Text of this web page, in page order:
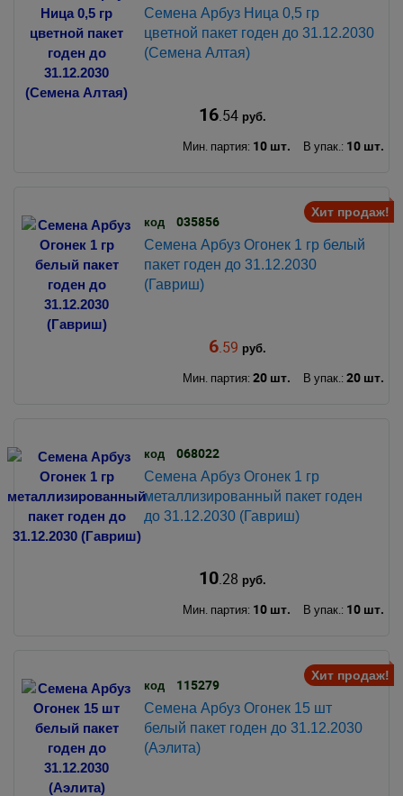
Семена Арбуз Ница 0,5 гр
цветной пакет годен до 31.12.2030
(Семена Алтая)
16.54руб.
Мин. партия: 10 шт. В упак.: 10 шт.
Хит продаж!
код 035856
Семена Арбуз Огонек 1 гр белый
пакет годен до 31.12.2030
(Гавриш)
6.59 руб.
Мин. партия: 20 шт. В упак.: 20 шт.
код 068022
Семена Арбуз Огонек 1 гр
металлизированный пакет годен
до 31.12.2030 (Гавриш)
10.28 руб.
Мин. партия: 10 шт. В упак.: 10 шт.
Хит продаж!
код 115279
Семена Арбуз Огонек 15 шт
белый пакет годен до 31.12.2030
(Аэлита)